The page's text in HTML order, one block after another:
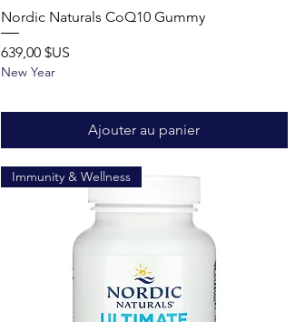
Aperçu rapide
Nordic Naturals CoQ10 Gummy
Prix
639,00 $US
New Year
Ajouter au panier
Immunity & Wellness